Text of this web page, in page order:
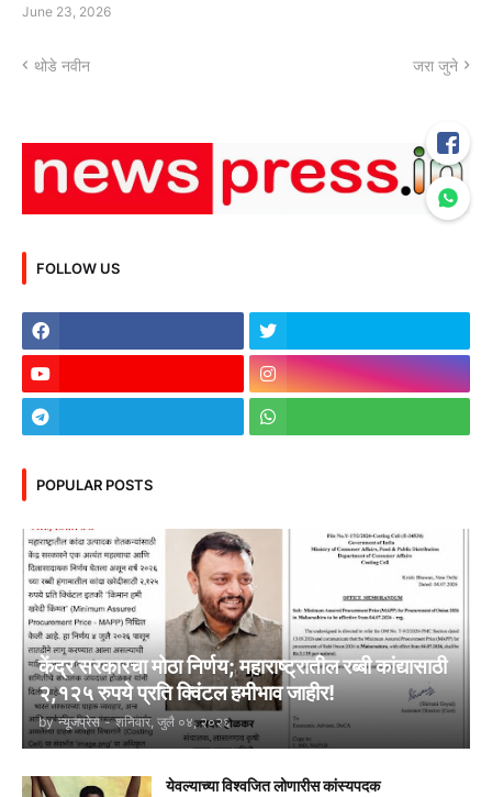
June 23, 2026
थोडे नवीन जरा जुने
FOLLOW US
POPULAR POSTS
केंद्र सरकारचा मोठा निर्णय; महाराष्ट्रातील रब्बी कांद्यासाठी
२,१२५ रुपये प्रति क्विंटल हमीभाव जाहीर!
by न्यूजप्रेस - शनिवार, जुलै ०४, २०२६
येवल्याच्या विश्वजित लोणारीस कांस्यपदक